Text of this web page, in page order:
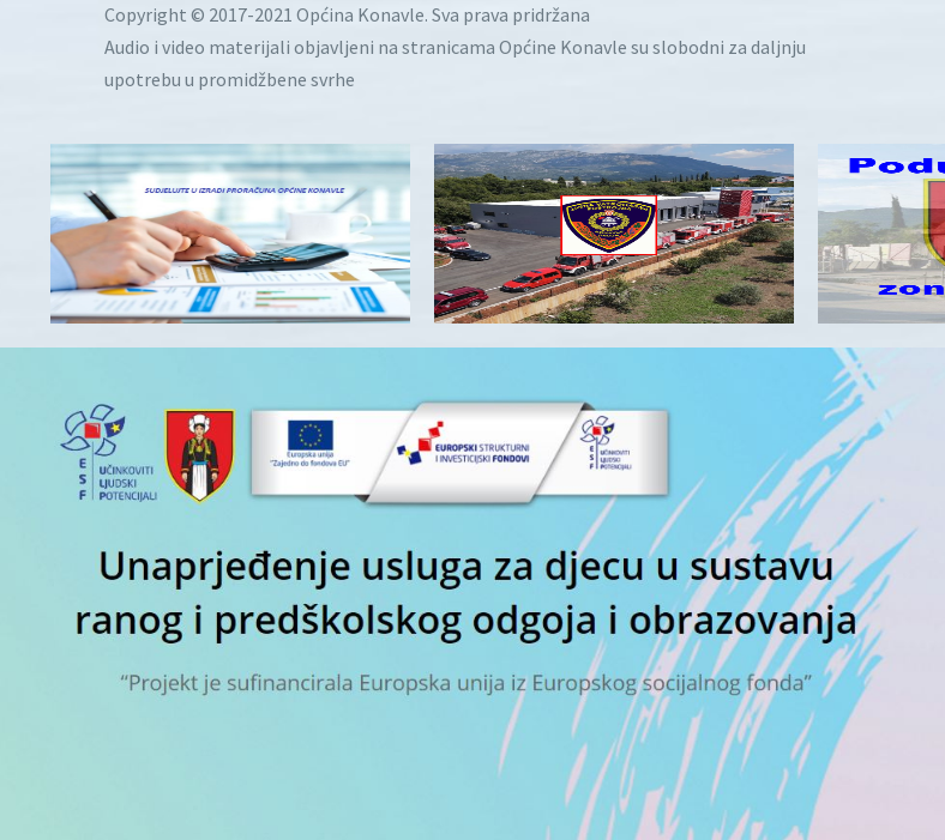
Copyright © 2017-2021 Općina Konavle. Sva prava pridržana
Audio i video materijali objavljeni na stranicama Općine Konavle su slobodni za daljnju
upotrebu u promidžbene svrhe